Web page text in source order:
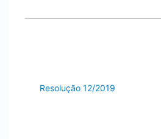
Resolução 12/2019